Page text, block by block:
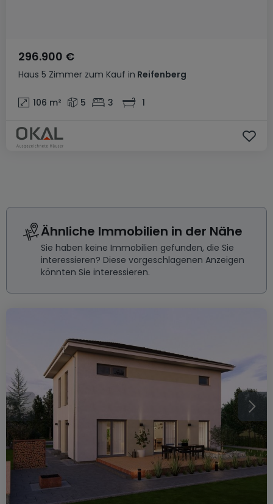
Haus 5 Zimmer zum Kauf in Reifenberg
296.900 €
106 m² 5 3 1
Ähnliche Immobilien in der Nähe
Sie haben keine Immobilien gefunden, die Sie
interessieren? Diese vorgeschlagenen Anzeigen
könnten Sie interessieren.